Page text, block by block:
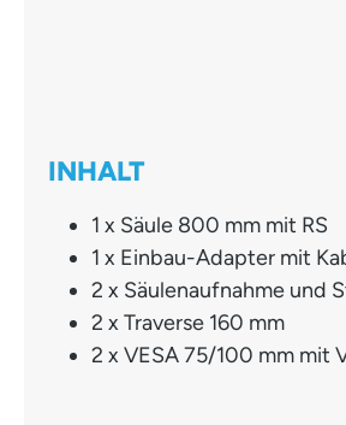
INHALT
1 x Säule 800 mm mit RS
1 x Einbau-Adapter mit
2 x Säulenaufnahme und
2 x Traverse 160 mm
2 x VESA 75/100 mm mit